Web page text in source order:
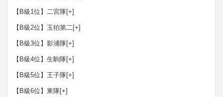
【B級1位】二宮隊[+]
【B級2位】玉狛第二[+]
【B級3位】影浦隊[+]
【B級4位】生駒隊[+]
【B級5位】王子隊[+]
【B級6位】東隊[+]